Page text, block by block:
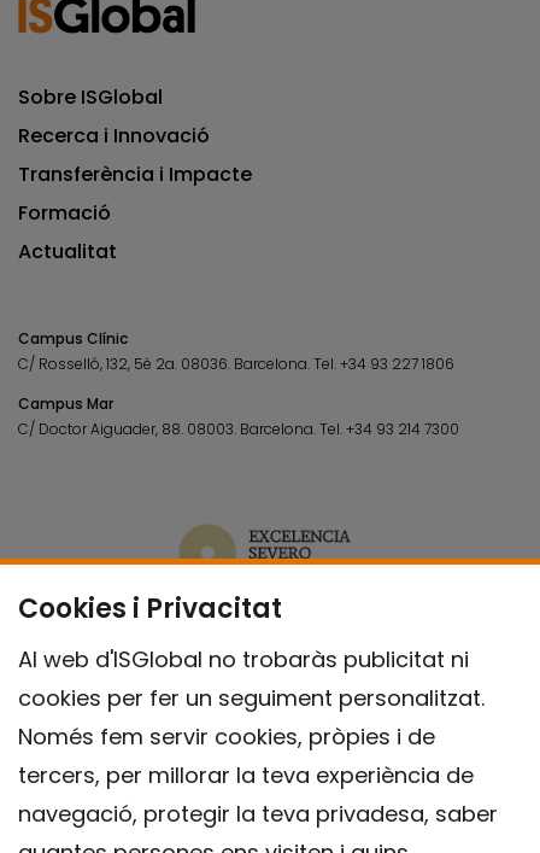
Cookies i Privacitat
Al web d'ISGlobal no trobaràs publicitat ni
cookies per fer un seguiment personalitzat.
Només fem servir cookies, pròpies i de
tercers, per millorar la teva experiència de
navegació, protegir la teva privadesa, saber
Sobre ISGlobal
Recerca i Innovació
Transferència i Impacte
Formació
Actualitat
Campus Clínic
C/ Rosselló, 132, 5è 2a. 08036. Barcelona.Tel.+34 93 227 1806
Campus Mar
C/ Doctor Aiguader, 88. 08003. Barcelona.Tel.+34 93 214 7300